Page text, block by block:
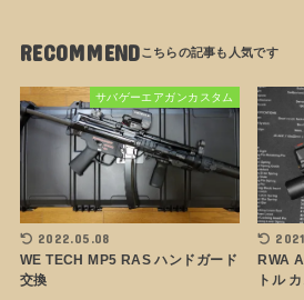
RECOMMEND
サバゲーエアガンカスタム
2022.05.08
WE TECH MP5 RAS ハンドガード
交換
RWA
トル